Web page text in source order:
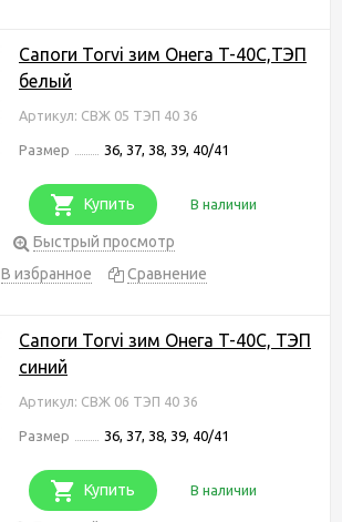
Сапоги Torvi зим Онега T-40C,ТЭП
белый
Артикул: СВЖ 05 ТЭП 40 36
Размер 36, 37, 38, 39, 40/41
Купить В наличии
Быстрый просмотр
В избранное
Сравнение
Сапоги Torvi зим Онега T-40C, ТЭП
синий
Артикул: СВЖ 06 ТЭП 40 36
Размер 36, 37, 38, 39, 40/41
Купить В наличии